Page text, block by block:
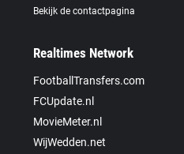
Bekijk de contactpagina
Realtimes Network
FootballTransfers.com
FCUpdate.nl
MovieMeter.nl
WijWedden.net